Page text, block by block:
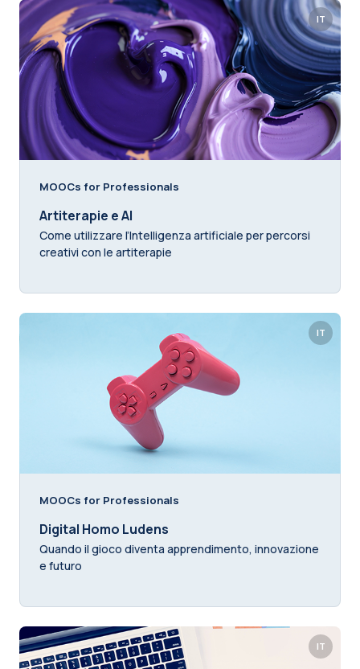
IT
MOOCs for Professionals
Artiterapie e AI
Come utilizzare l’Intelligenza artificiale per percorsi
creativi con le artiterapie
IT
MOOCs for Professionals
Digital Homo Ludens
Quando il gioco diventa apprendimento, innovazione
e futuro
IT